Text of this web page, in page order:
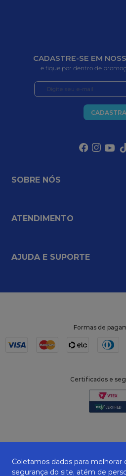
CADASTRE-SE EM
e fique por dentro de
SOBRE NÓS
ATENDIMENTO
AJUDA E SUPORTE
Formas de
Certificados e
Coletamos dados para melhorar
segurança do site, atém de